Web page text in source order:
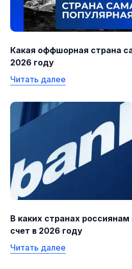
Какая оффшорная страна
2026 году
Читать далее
В каких странах
счет в 2026 году
Читать далее